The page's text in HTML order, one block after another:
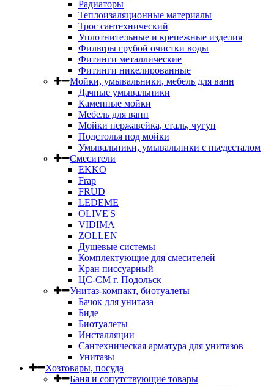
Радиаторы
Теплоизаляционные материалы
Трос сантехнический
Уплотнительные и крепежные изделия
Фильтры грубой очистки воды
Фитинги металлические
Фитинги никелированные
Мойки, умывальники, мебель для ванн
Дачные умывальники
Каменные мойки
Мебель для ванн
Мойки нержавейка, сталь, чугун
Подстолья под мойки
Умывальники, умывальники с пьедесталом
Смесители
EKKO
Frap
FRUD
LEDEME
OLIVE'S
VIDIMA
ZOLLEN
Душевые системы
Комплектующие для смесителей
Кран писсуарный
ЦС-СМ г. Подольск
Унитаз-компакт, биотуалеты
Бачок для унитаза
Биде
Биотуалеты
Инсталляции
Сантехническая арматура для унитазов
Унитазы
Хозтовары, посуда
Баня и сопутствующие товары